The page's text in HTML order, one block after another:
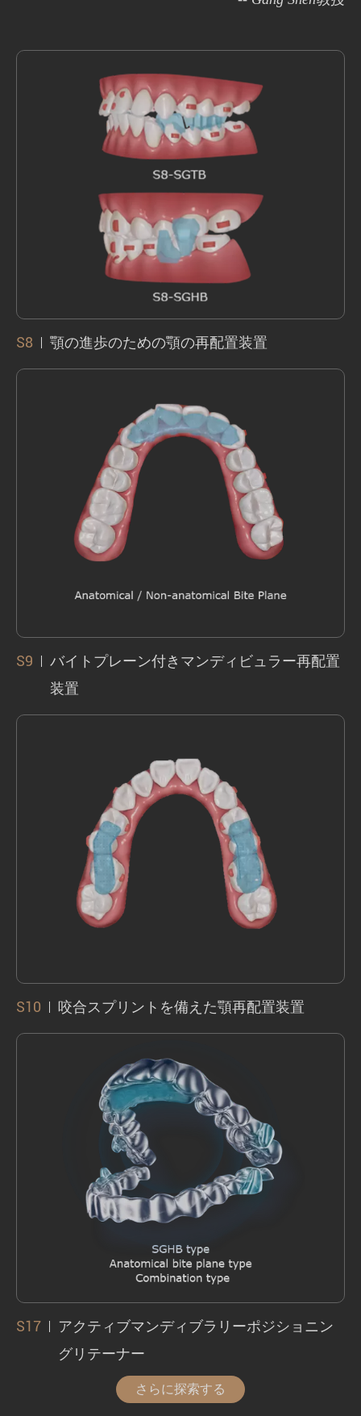
は、深いオーバーバイト、深いオー
バージェット、深いSpeeの曲線を伴うクラス
IIの不正咬合のケースを解決するのに適して
います。
は、深いオーバージェット、浅い
オーバーバイト、浅いSpeeの曲線を伴うクラ
スIIの不正咬合のケースを解決するのに適し
S8 顎の進歩のための顎の再配置装置
深いオーバーバイトのための垂直スペースを
作成するには、下顎の位置を安定させ、下前
歯に侵入し、Speeの曲線を水平にします。
安全で効率的です。
S9
バイトプレーン付きマンディビュラー再配置
装置
下顎の逸脱と顔の後遺症の場合に適していま
S10 咬合スプリントを備えた顎再配置装置
治療後の下顎の位置を維持し、下顎の変位の
再発を防ぎます。
S17
アクティブマンディブラリーポジショニン
グリテーナー
さらに探索する